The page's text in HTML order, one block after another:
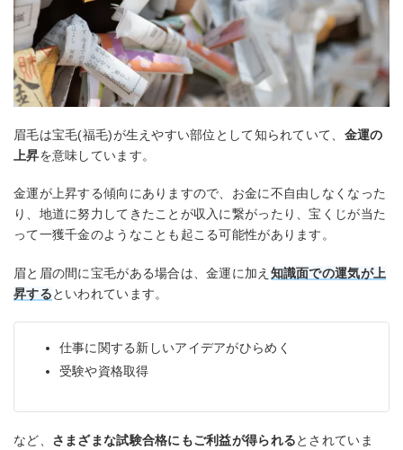
眉毛は宝毛(福毛)が生えやすい部位として知られていて、 金運の
上昇を意味しています。
金運が上昇する傾向にありますので、お金に不自由しなくなった
り、地道に努力してきたことが収入に繋がったり、宝くじが当た
って一獲千金のようなことも起こる可能性があります。
眉と眉の間に宝毛がある場合は、金運に加え 知識面での運気が上
昇するといわれています。
仕事に関する新しいアイデアがひらめく
受験や資格取得
など、 さまざまな試験合格にもご利益が得られるとされていま